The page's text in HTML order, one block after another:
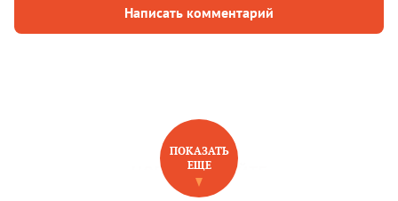
Написать комментарий
НОВОЕ НА САЙТЕ
ПОКАЗАТЬ
ЕЩЕ